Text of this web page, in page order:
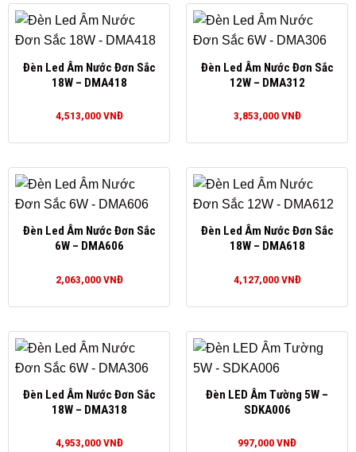
Đèn Led Âm Nước Đơn Sắc
18W – DMA418
4,513,000VNĐ
Đèn Led Âm Nước Đơn Sắc
12W – DMA312
3,853,000VNĐ
Đèn Led Âm Nước Đơn Sắc
6W – DMA606
2,063,000VNĐ
Đèn Led Âm Nước Đơn Sắc
18W – DMA618
4,127,000VNĐ
Đèn Led Âm Nước Đơn Sắc
18W – DMA318
4,953,000VNĐ
Đèn LED Âm Tường 5W –
SDKA006
997,000VNĐ